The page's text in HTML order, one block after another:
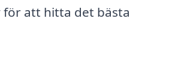
att hitta det bästa